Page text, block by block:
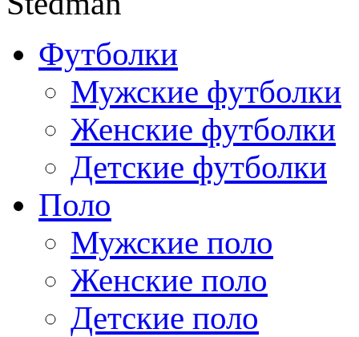
Футболки
Мужские футболки
Женские футболки
Детские футболки
Поло
Мужские поло
Женские поло
Детские поло